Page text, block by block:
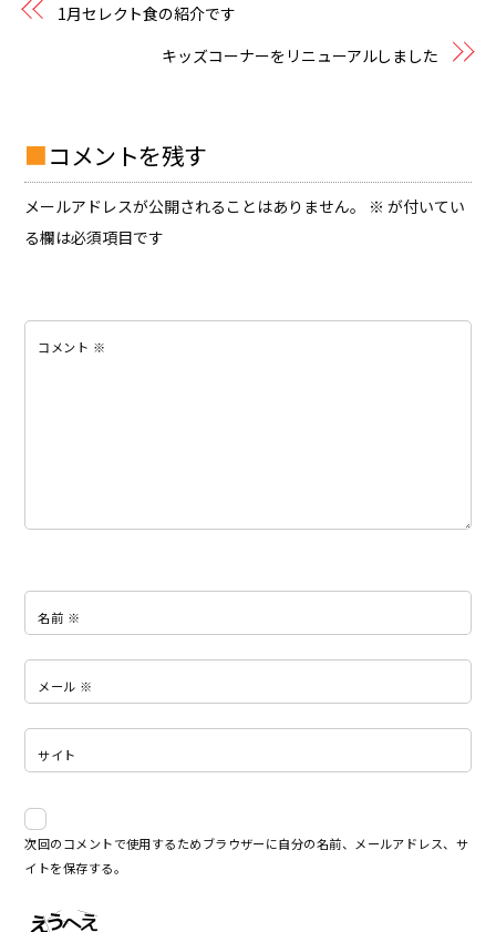
1月セレクト食の紹介です
キッズコーナーをリニューアルしました
コメントを残す
メールアドレスが公開されることはありません。 ※ が付いてい
る欄は必須項目です
コメント ※
名前 ※
メール ※
サイト
次回のコメントで使用するためブラウザーに自分の名前、メールアドレス、サ
イトを保存する。